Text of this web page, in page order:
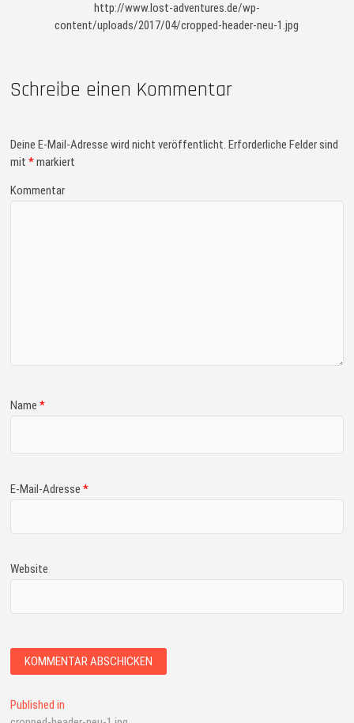
http://www.lost-adventures.de/wp-
content/uploads/2017/04/cropped-header-neu-1.jpg
Schreibe einen Kommentar
Deine E-Mail-Adresse wird nicht veröffentlicht. Erforderliche Felder sind
mit*markiert
Kommentar
Name*
E-Mail-Adresse*
Website
Published in